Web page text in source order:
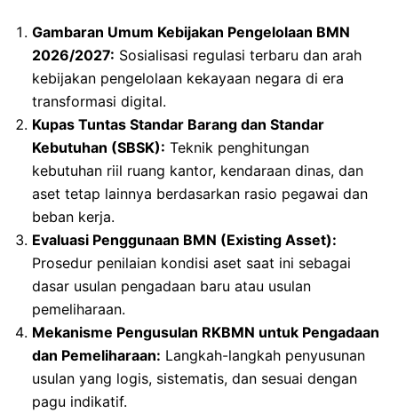
Gambaran Umum Kebijakan Pengelolaan BMN
2026/2027: Sosialisasi regulasi terbaru dan arah
kebijakan pengelolaan kekayaan negara di era
transformasi digital.
Kupas Tuntas Standar Barang dan Standar
Kebutuhan (SBSK): Teknik penghitungan
kebutuhan riil ruang kantor, kendaraan dinas, dan
aset tetap lainnya berdasarkan rasio pegawai dan
beban kerja.
Evaluasi Penggunaan BMN (Existing Asset):
Prosedur penilaian kondisi aset saat ini sebagai
dasar usulan pengadaan baru atau usulan
pemeliharaan.
Mekanisme Pengusulan RKBMN untuk Pengadaan
dan Pemeliharaan: Langkah-langkah penyusunan
usulan yang logis, sistematis, dan sesuai dengan
pagu indikatif.